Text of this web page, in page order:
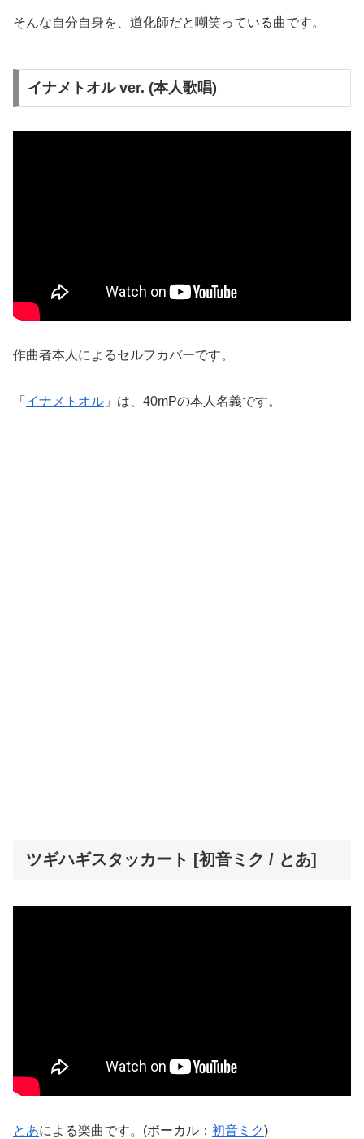
そんな自分自身を、道化師だと嘲笑っている曲です。
イナメトオル ver. (本人歌唱)
作曲者本人によるセルフカバーです。
「 イナメトオル 」は、40mPの本人名義です。
ツギハギスタッカート [初音ミク / とあ]
とあによる楽曲です。(ボーカル： 初音ミク)